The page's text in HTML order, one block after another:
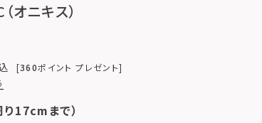
オニキス）
360ポイント プレゼント
17cmまで）